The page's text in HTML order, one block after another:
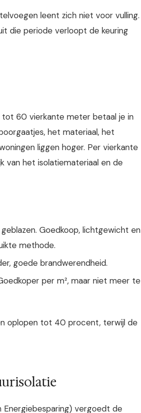
leent zich niet voor vulling.
die periode verloopt de keuring
60 vierkante meter betaal je in
het materiaal, het
liggen hoger. Per vierkante
van het isolatiemateriaal en de
Goedkoop, lichtgewicht en
methode.
goede brandwerendheid.
per m², maar niet meer te
oplopen tot 40 procent, terwijl de
Energiebesparing) vergoedt de